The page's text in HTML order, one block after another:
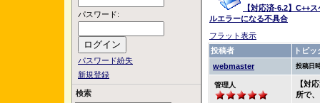
パスワード:
パスワード紛失
新規登録
検索
【対応済-6.2】C++
ルエラーになる不具合
フラット表示
投稿者
トピッ
webmaster
投稿日
管理人
【対
所で